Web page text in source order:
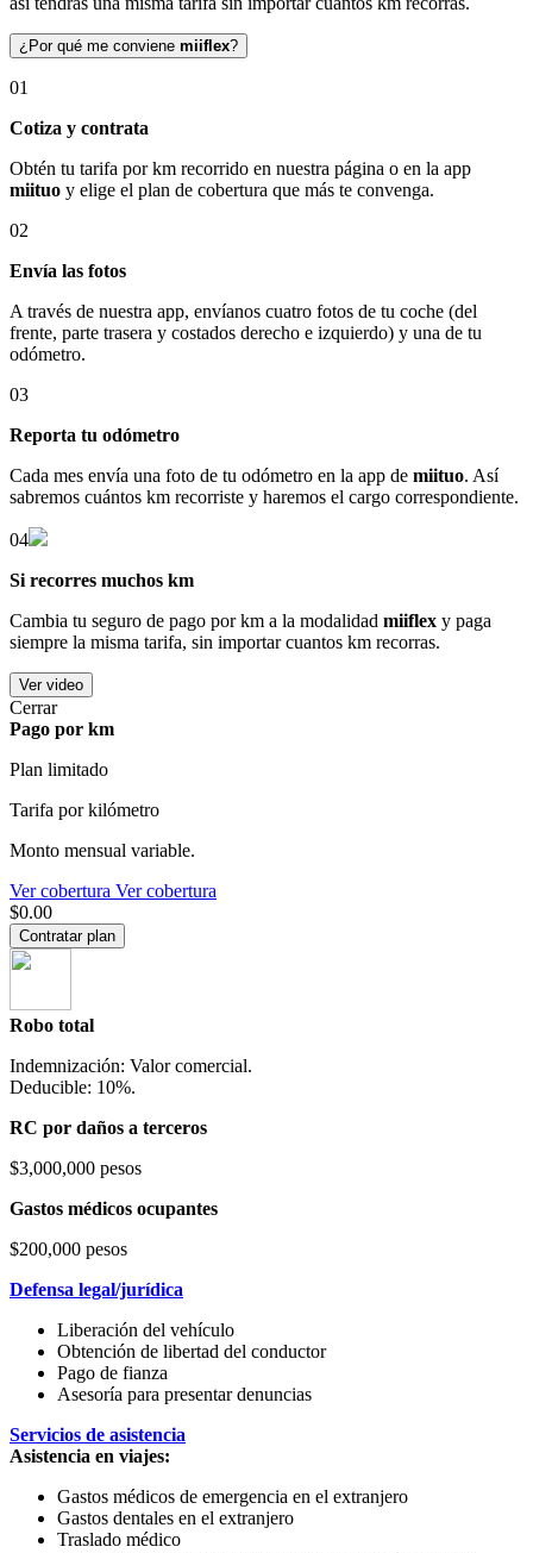
¿Por qué me conviene miiflex?
01
Cotiza y contrata
Obtén tu tarifa por km recorrido en nuestra página o en la app
miituo y elige el plan de cobertura que más te convenga.
02
Envía las fotos
A través de nuestra app, envíanos cuatro fotos de tu coche (del
frente, parte trasera y costados derecho e izquierdo) y una de tu
odómetro.
03
Reporta tu odómetro
Cada mes envía una foto de tu odómetro en la app de miituo. Así
sabremos cuántos km recorriste y haremos el cargo correspondiente.
04
Si recorres muchos km
Cambia tu seguro de pago por km a la modalidad miiflex y paga
siempre la misma tarifa, sin importar cuantos km recorras.
Ver video
Cerrar
Pago por km
Plan limitado
Tarifa por kilómetro
Monto mensual variable.
Ver cobertura Ver cobertura
$0.00
Contratar plan
Robo total
Indemnización: Valor comercial.
Deducible: 10%.
RC por daños a terceros
$3,000,000 pesos
Gastos médicos ocupantes
$200,000 pesos
Defensa legal/jurídica
Liberación del vehículo
Obtención de libertad del conductor
Pago de fianza
Asesoría para presentar denuncias
Servicios de asistencia
Asistencia en viajes:
Gastos médicos de emergencia en el extranjero
Gastos dentales en el extranjero
Traslado médico